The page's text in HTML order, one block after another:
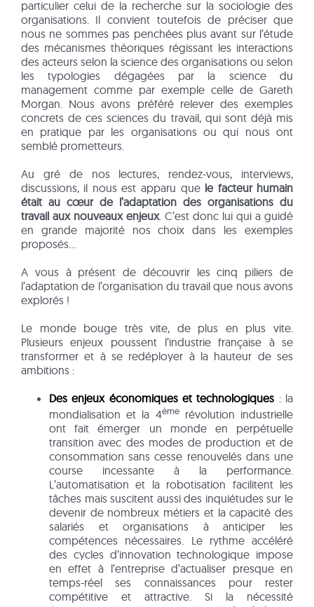
particulier celui de la recherche sur la sociologie des
organisations. Il convient toutefois de préciser que
nous ne sommes pas penchées plus avant sur l’étude
des mécanismes théoriques régissant les interactions
des acteurs selon la science des organisations ou selon
les typologies dégagées par la science du
management comme par exemple celle de Gareth
Morgan. Nous avons préféré relever des exemples
concrets de ces sciences du travail, qui sont déjà mis
en pratique par les organisations ou qui nous ont
semblé prometteurs.
Au gré de nos lectures, rendez-vous, interviews,
discussions, il nous est apparu que le facteur humain
était au cœur de l’adaptation des organisations du
travail aux nouveaux enjeux. C’est donc lui qui a guidé
en grande majorité nos choix dans les exemples
proposés…
A vous à présent de découvrir les cinq piliers de
l’adaptation de l’organisation du travail que nous avons
explorés !
Le monde bouge très vite, de plus en plus vite.
Plusieurs enjeux poussent l’industrie française à se
transformer et à se redéployer à la hauteur de ses
ambitions :
Des enjeux économiques et technologiques : la
mondialisation et la 4èmerévolution industrielle
ont fait émerger un monde en perpétuelle
transition avec des modes de production et de
consommation sans cesse renouvelés dans une
course incessante à la performance.
L’automatisation et la robotisation facilitent les
tâches mais suscitent aussi des inquiétudes sur le
devenir de nombreux métiers et la capacité des
salariés et organisations à anticiper les
compétences nécessaires. Le rythme accéléré
des cycles d’innovation technologique impose
en effet à l’entreprise d’actualiser presque en
temps-réel ses connaissances pour rester
compétitive et attractive. Si la nécessité